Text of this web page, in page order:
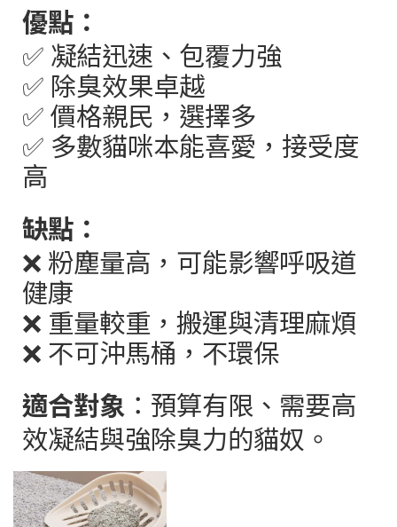
優點：
✅ 凝結迅速、包覆力強
✅ 除臭效果卓越
✅價格親民，選擇多
✅ 多數貓咪本能喜愛，接受度
高
缺點：
❌ 粉塵量高，可能影響呼吸道
健康
❌ 重量較重，搬運與清理麻煩
❌ 不可沖馬桶，不環保
適合對象 ：預算有限、需要高
效凝結與強除臭力的貓奴。